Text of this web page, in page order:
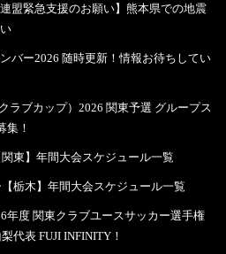
盟緊急支援のお願い】熊本県での地震
バー2026 随時更新！情報お待ちしてい
ラブカップ）2026 関東予選 グループス
集！
東】年間大会スケジュール一覧
栃木】年間大会スケジュール一覧
年度 関東クラブユースサッカー選手権
代表 FUJI INFINITY！